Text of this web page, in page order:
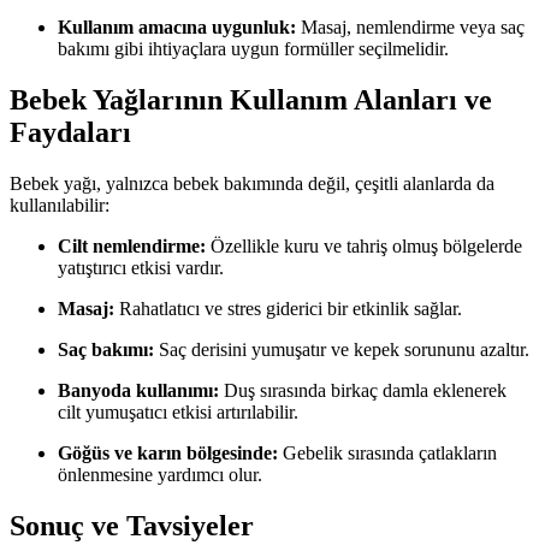
Kullanım amacına uygunluk: Masaj, nemlendirme veya saç
bakımı gibi ihtiyaçlara uygun formüller seçilmelidir.
Bebek Yağlarının Kullanım Alanları ve
Faydaları
Bebek yağı, yalnızca bebek bakımında değil, çeşitli alanlarda da
kullanılabilir:
Cilt nemlendirme: Özellikle kuru ve tahriş olmuş bölgelerde
yatıştırıcı etkisi vardır.
Masaj: Rahatlatıcı ve stres giderici bir etkinlik sağlar.
Saç bakımı: Saç derisini yumuşatır ve kepek sorununu azaltır.
Banyoda kullanımı: Duş sırasında birkaç damla eklenerek
cilt yumuşatıcı etkisi artırılabilir.
Göğüs ve karın bölgesinde: Gebelik sırasında çatlakların
önlenmesine yardımcı olur.
Sonuç ve Tavsiyeler